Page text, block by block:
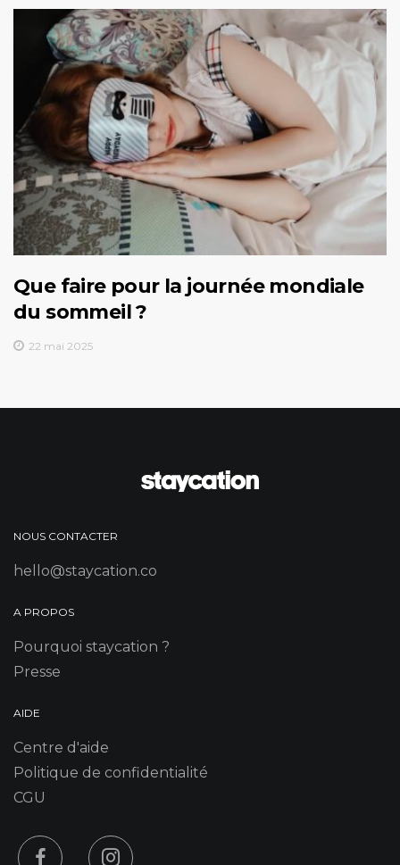
Que faire pour la journée mondiale
du sommeil ?
22 mai 2025
NOUS CONTACTER
hello@staycation.co
A PROPOS
Pourquoi staycation ?
Presse
AIDE
Centre d'aide
Politique de confidentialité
CGU